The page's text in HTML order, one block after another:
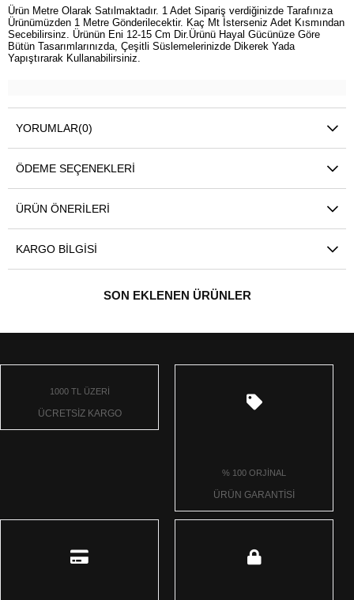
Ürün Metre Olarak Satılmaktadır. 1 Adet Sipariş verdiğinizde Tarafınıza
Ürünümüzden 1 Metre Gönderilecektir. Kaç Mt İsterseniz Adet Kısmından
Secebilirsinz. Ürünün Eni 12-15 Cm Dir.Ürünü Hayal Gücünüze Göre
Bütün Tasarımlarınızda, Çeşitli Süslemelerinizde Dikerek Yada
Yapıştırarak Kullanabilirsiniz.
YORUMLAR(0)
ÖDEME SEÇENEKLERI
ÜRÜN ÖNERILERI
KARGO BILGISI
SON EKLENEN ÜRÜNLER
1000 TL ÜZERİ
ÜCRETSİZ KARGO
% 100 ORJİNAL
ÜRÜN GARANTİSİ